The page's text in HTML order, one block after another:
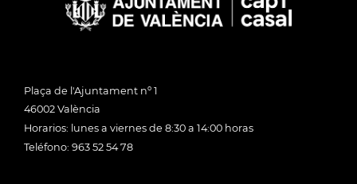
Plaça de l'Ajuntament nº 1
46002 València
Horarios: lunes a viernes de 8:30 a 14:00 horas
Teléfono: 963 52 54 78